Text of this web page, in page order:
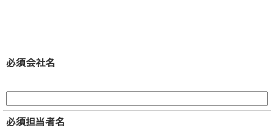
必須会社名
必須担当者名